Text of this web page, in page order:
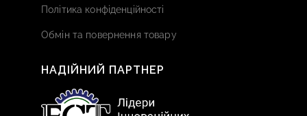
Політика конфіденційності
Обмін та повернення товару
НАДІЙНИЙ ПАРТНЕР